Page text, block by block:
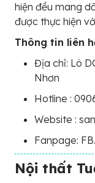
hiện đều mang
được thực hiện
Thông tin liên
Địa chỉ: Lô
Nhơn
Hotline :
Website :
Fanpage:
Nội thất